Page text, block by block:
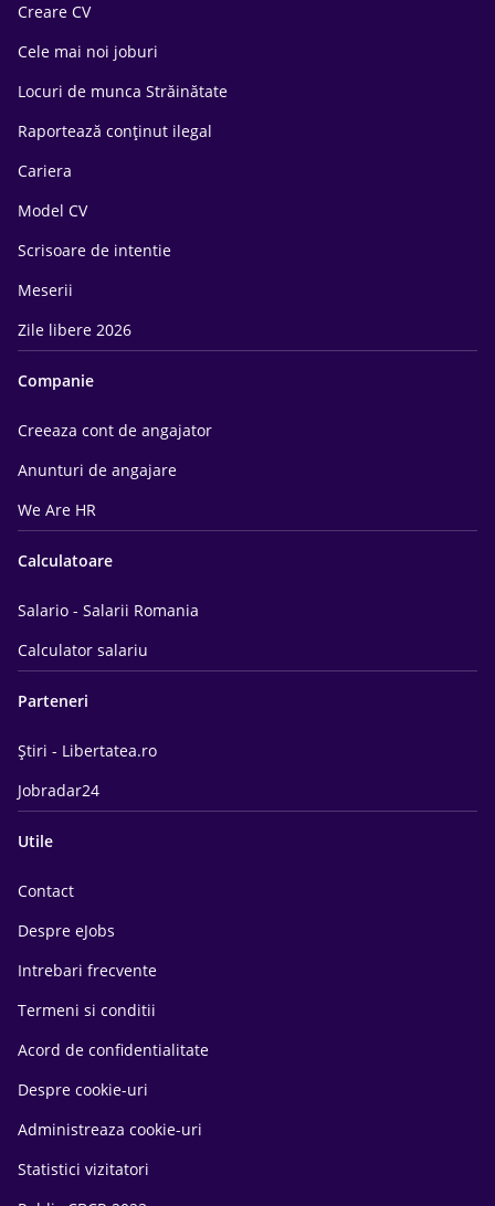
Creare CV
Cele mai noi joburi
Locuri de munca Străinătate
Raportează conținut ilegal
Cariera
Model CV
Scrisoare de intentie
Meserii
Zile libere 2026
Companie
Creeaza cont de angajator
Anunturi de angajare
We Are HR
Calculatoare
Salario - Salarii Romania
Calculator salariu
Parteneri
Știri - Libertatea.ro
Jobradar24
Utile
Contact
Despre eJobs
Intrebari frecvente
Termeni si conditii
Acord de confidentialitate
Despre cookie-uri
Administreaza cookie-uri
Statistici vizitatori